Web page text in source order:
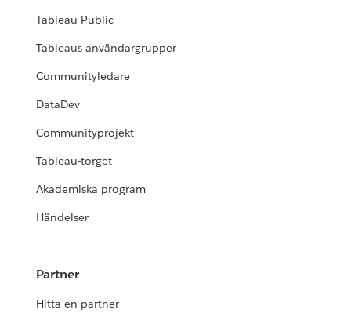
Tableau Public
Tableaus användargrupper
Communityledare
DataDev
Communityprojekt
Tableau-torget
Akademiska program
Händelser
Partner
Hitta en partner